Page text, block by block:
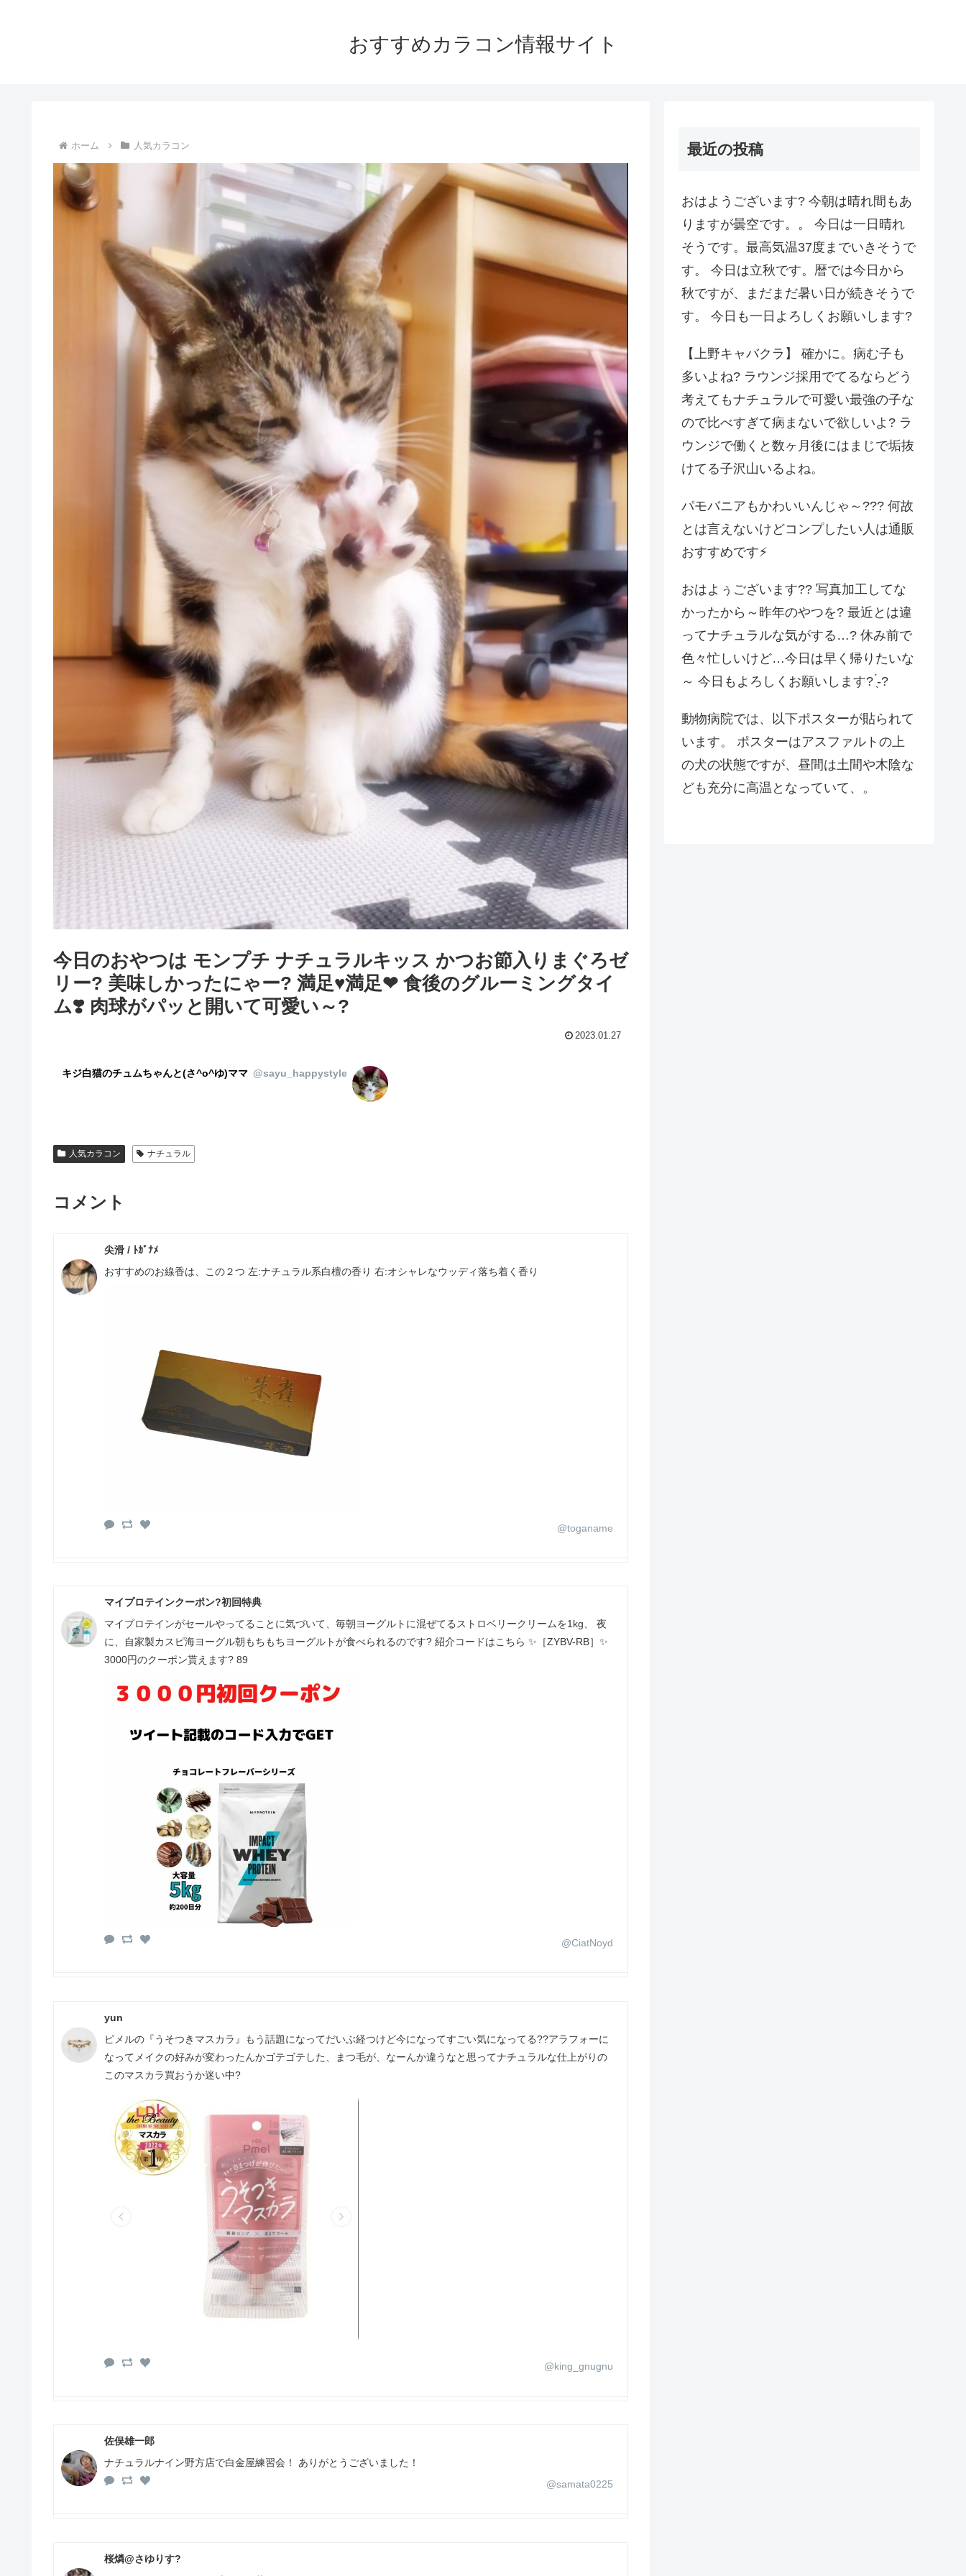
おすすめカラコン情報サイト
ホーム 人気カラコン
今日のおやつは モンプチ ナチュラルキッス かつお節入りまぐろゼ
リー? 美味しかったにゃー? 満足♥️満足❤ 食後のグルーミングタイ
ム❣️ 肉球がパッと開いて可愛い～?
2023.01.27
キジ白猫のチュムちゃんと(さ^o^ゆ)ママ @sayu_happystyle
人気カラコン ナチュラル
コメント
尖滑 / ﾄｶﾞﾅﾒ
おすすめのお線香は、この２つ 左:ナチュラル系白檀の香り 右:オシャレなウッディ落ち着く香り
@toganame
マイプロテインクーポン?初回特典
マイプロテインがセールやってることに気づいて、毎朝ヨーグルトに混ぜてるストロベリークリームを1kg、 夜
に、自家製カスピ海ヨーグル朝もちもちヨーグルトが食べられるのです? 紹介コードはこちら ✨［ZYBV-RB］✨
3000円のクーポン貰えます? 89
@CiatNoyd
yun
ピメルの『うそつきマスカラ』もう話題になってだいぶ経つけど今になってすごい気になってる??アラフォーに
なってメイクの好みが変わったんかゴテゴテした、まつ毛が、なーんか違うなと思ってナチュラルな仕上がりの
このマスカラ買おうか迷い中?
@king_gnugnu
佐俣雄一郎
ナチュラルナイン野方店で白金屋練習会！ ありがとうございました！
@samata0225
桜燐@さゆりす?
最近の投稿
おはようございます? 今朝は晴れ間もあ
りますが曇空です。。 今日は一日晴れ
そうです。最高気温37度までいきそうで
す。 今日は立秋です。暦では今日から
秋ですが、まだまだ暑い日が続きそうで
す。 今日も一日よろしくお願いします?
【上野キャバクラ】 確かに。病む子も
多いよね? ラウンジ採用でてるならどう
考えてもナチュラルで可愛い最強の子な
ので比べすぎて病まないで欲しいよ? ラ
ウンジで働くと数ヶ月後にはまじで垢抜
けてる子沢山いるよね。
パモバニアもかわいいんじゃ～??? 何故
とは言えないけどコンプしたい人は通販
おすすめです⚡️
おはよぅございます?? 写真加工してな
かったから～昨年のやつを? 最近とは違
ってナチュラルな気がする…? 休み前で
色々忙しいけど…今日は早く帰りたいな
～ 今日もよろしくお願いします? ̖́-?
動物病院では、以下ポスターが貼られて
います。 ポスターはアスファルトの上
の犬の状態ですが、昼間は土間や木陰な
ども充分に高温となっていて、。